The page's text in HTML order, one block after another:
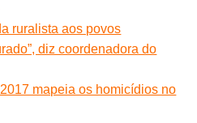
ruralista aos povos
diz coordenadora do
mapeia os homicídios no